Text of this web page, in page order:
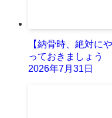
【納骨時、絶対に
っておきましょう
2026年7月31日